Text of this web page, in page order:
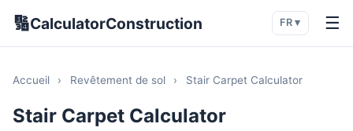
🔢CalculatorConstruction FR ▾ ☰
Accueil › Revêtement de sol › Stair Carpet Calculator
Stair Carpet Calculator